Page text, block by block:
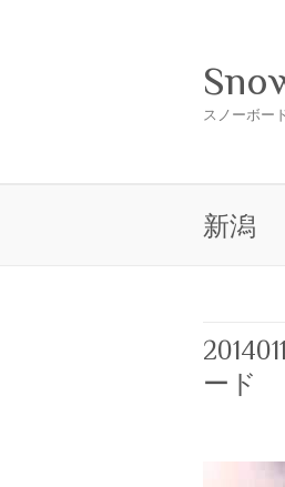
スノーボー
新潟
ード